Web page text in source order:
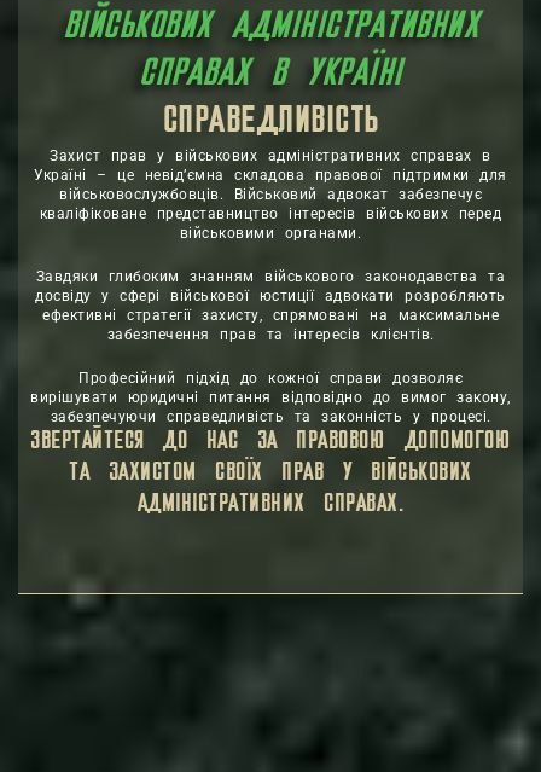
ВІЙСЬКОВИХ АДМІНІСТРАТИВНИХ
СПРАВАХ В УКРАЇНІ
ЗАХИСТ
ПРАВОВА ДОПОМОГА
Захист прав у військових адміністративних справах в
Україні – це невід’ємна складова правової підтримки для
військовослужбовців. Військовий адвокат забезпечує
кваліфіковане представництво інтересів військових перед
військовими органами.
Завдяки глибоким знанням військового законодавства та
досвіду у сфері військової юстиції адвокати розробляють
ефективні стратегії захисту, спрямовані на максимальне
забезпечення прав та інтересів клієнтів.
Професійний підхід до кожної справи дозволяє
вирішувати юридичні питання відповідно до вимог закону,
забезпечуючи справедливість та законність у процесі.
ЗВЕРТАЙТЕСЯ ДО НАС ЗА ПРАВОВОЮ ДОПОМОГОЮ
ТА ЗАХИСТОМ СВОЇХ ПРАВ У ВІЙСЬКОВИХ
АДМІНІСТРАТИВНИХ СПРАВАХ.